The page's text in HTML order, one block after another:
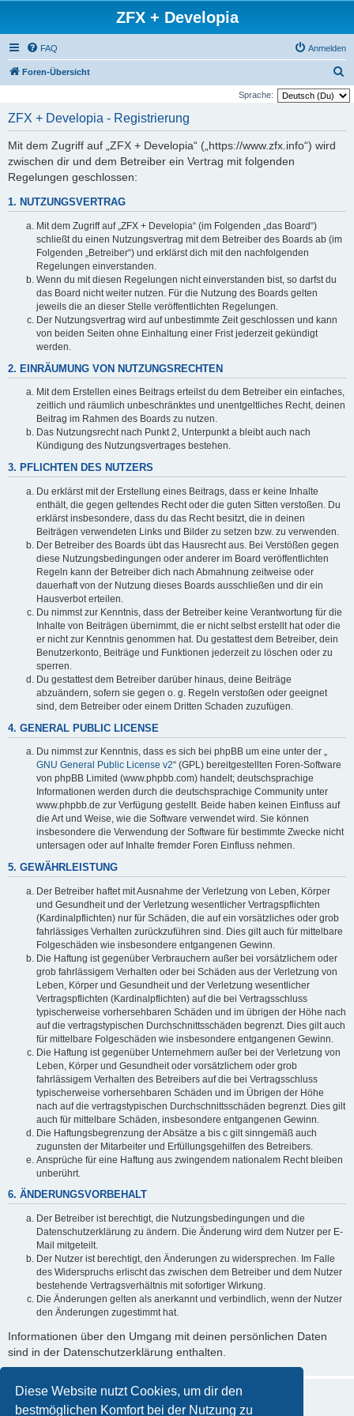
Diese Website nutzt Cookies, um dir den
bestmöglichen Komfort bei der Nutzung zu
ZFX + Developia
FAQ Anmelden
Foren-Übersicht
u
Sprache:
ZFX + Developia - Registrierung
Mit dem Zugriff auf „ZFX + Developia“ („https://www.zfx.info“) wird
zwischen dir und dem Betreiber ein Vertrag mit folgenden
Regelungen geschlossen:
1. NUTZUNGSVERTRAG
Mit dem Zugriff auf „ZFX + Developia“ (im Folgenden „das Board“)
schließt du einen Nutzungsvertrag mit dem Betreiber des Boards ab (im
Folgenden „Betreiber“) und erklärst dich mit den nachfolgenden
Regelungen einverstanden.
Wenn du mit diesen Regelungen nicht einverstanden bist, so darfst du
das Board nicht weiter nutzen. Für die Nutzung des Boards gelten
jeweils die an dieser Stelle veröffentlichten Regelungen.
Der Nutzungsvertrag wird auf unbestimmte Zeit geschlossen und kann
von beiden Seiten ohne Einhaltung einer Frist jederzeit gekündigt
werden.
2. EINRÄUMUNG VON NUTZUNGSRECHTEN
Mit dem Erstellen eines Beitrags erteilst du dem Betreiber ein einfaches,
zeitlich und räumlich unbeschränktes und unentgeltliches Recht, deinen
Beitrag im Rahmen des Boards zu nutzen.
Das Nutzungsrecht nach Punkt 2, Unterpunkt a bleibt auch nach
Kündigung des Nutzungsvertrages bestehen.
3. PFLICHTEN DES NUTZERS
Du erklärst mit der Erstellung eines Beitrags, dass er keine Inhalte
enthält, die gegen geltendes Recht oder die guten Sitten verstoßen. Du
erklärst insbesondere, dass du das Recht besitzt, die in deinen
Beiträgen verwendeten Links und Bilder zu setzen bzw. zu verwenden.
Der Betreiber des Boards übt das Hausrecht aus. Bei Verstößen gegen
diese Nutzungsbedingungen oder anderer im Board veröffentlichten
Regeln kann der Betreiber dich nach Abmahnung zeitweise oder
dauerhaft von der Nutzung dieses Boards ausschließen und dir ein
Hausverbot erteilen.
Du nimmst zur Kenntnis, dass der Betreiber keine Verantwortung für die
Inhalte von Beiträgen übernimmt, die er nicht selbst erstellt hat oder die
er nicht zur Kenntnis genommen hat. Du gestattest dem Betreiber, dein
Benutzerkonto, Beiträge und Funktionen jederzeit zu löschen oder zu
sperren.
Du gestattest dem Betreiber darüber hinaus, deine Beiträge
abzuändern, sofern sie gegen o. g. Regeln verstoßen oder geeignet
sind, dem Betreiber oder einem Dritten Schaden zuzufügen.
4. GENERAL PUBLIC LICENSE
Du nimmst zur Kenntnis, dass es sich bei phpBB um eine unter der „
GNU General Public License v2“ (GPL) bereitgestellten Foren-Software
von phpBB Limited (www.phpbb.com) handelt; deutschsprachige
Informationen werden durch die deutschsprachige Community unter
www.phpbb.de zur Verfügung gestellt. Beide haben keinen Einfluss auf
die Art und Weise, wie die Software verwendet wird. Sie können
insbesondere die Verwendung der Software für bestimmte Zwecke nicht
untersagen oder auf Inhalte fremder Foren Einfluss nehmen.
5. GEWÄHRLEISTUNG
Der Betreiber haftet mit Ausnahme der Verletzung von Leben, Körper
und Gesundheit und der Verletzung wesentlicher Vertragspflichten
(Kardinalpflichten) nur für Schäden, die auf ein vorsätzliches oder grob
fahrlässiges Verhalten zurückzuführen sind. Dies gilt auch für mittelbare
Folgeschäden wie insbesondere entgangenen Gewinn.
Die Haftung ist gegenüber Verbrauchern außer bei vorsätzlichem oder
grob fahrlässigem Verhalten oder bei Schäden aus der Verletzung von
Leben, Körper und Gesundheit und der Verletzung wesentlicher
Vertragspflichten (Kardinalpflichten) auf die bei Vertragsschluss
typischerweise vorhersehbaren Schäden und im übrigen der Höhe nach
auf die vertragstypischen Durchschnittsschäden begrenzt. Dies gilt auch
für mittelbare Folgeschäden wie insbesondere entgangenen Gewinn.
Die Haftung ist gegenüber Unternehmern außer bei der Verletzung von
Leben, Körper und Gesundheit oder vorsätzlichem oder grob
fahrlässigem Verhalten des Betreibers auf die bei Vertragsschluss
typischerweise vorhersehbaren Schäden und im Übrigen der Höhe
nach auf die vertragstypischen Durchschnittsschäden begrenzt. Dies gilt
auch für mittelbare Schäden, insbesondere entgangenen Gewinn.
Die Haftungsbegrenzung der Absätze a bis c gilt sinngemäß auch
zugunsten der Mitarbeiter und Erfüllungsgehilfen des Betreibers.
Ansprüche für eine Haftung aus zwingendem nationalem Recht bleiben
unberührt.
6. ÄNDERUNGSVORBEHALT
Der Betreiber ist berechtigt, die Nutzungsbedingungen und die
Datenschutzerklärung zu ändern. Die Änderung wird dem Nutzer per E-
Mail mitgeteilt.
Der Nutzer ist berechtigt, den Änderungen zu widersprechen. Im Falle
des Widerspruchs erlischt das zwischen dem Betreiber und dem Nutzer
bestehende Vertragsverhältnis mit sofortiger Wirkung.
Die Änderungen gelten als anerkannt und verbindlich, wenn der Nutzer
den Änderungen zugestimmt hat.
Informationen über den Umgang mit deinen persönlichen Daten
sind in der Datenschutzerklärung enthalten.